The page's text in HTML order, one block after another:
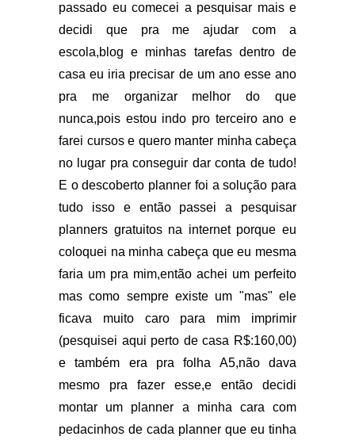
passado eu comecei a pesquisar mais e
decidi que pra me ajudar com a
escola,blog e minhas tarefas dentro de
casa eu iria precisar de um ano esse ano
pra me organizar melhor do que
nunca,pois estou indo pro terceiro ano e
farei cursos e quero manter minha cabeça
no lugar pra conseguir dar conta de tudo!
E o descoberto planner foi a solução para
tudo isso e então passei a pesquisar
planners gratuitos na internet porque eu
coloquei na minha cabeça que eu mesma
faria um pra mim,então achei um perfeito
mas como sempre existe um "mas" ele
ficava muito caro para mim imprimir
(pesquisei aqui perto de casa R$:160,00)
e também era pra folha A5,não dava
mesmo pra fazer esse,e então decidi
montar um planner a minha cara com
pedacinhos de cada planner que eu tinha